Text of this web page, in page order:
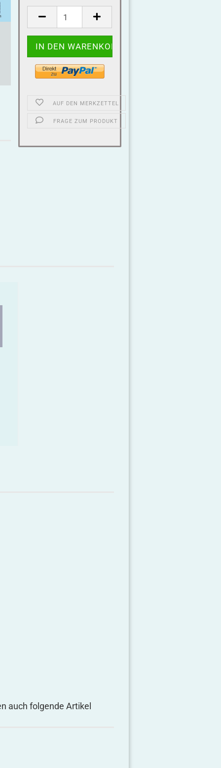
AUF DEN MERKZETTEL
FRAGE ZUM PRODUKT
auch folgende Artikel